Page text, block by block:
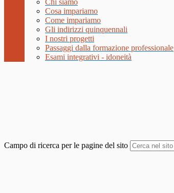
Chi siamo
Cosa impariamo
Come impariamo
Gli indirizzi quinquennali
I nostri progetti
Passaggi dalla formazione professionale
Esami integrativi - idoneità
Campo di ricerca per le pagine del sito